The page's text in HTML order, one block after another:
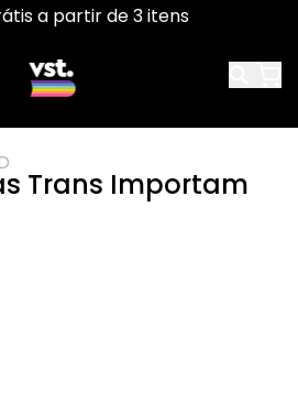
a partir de 3 itens
Trans Importam